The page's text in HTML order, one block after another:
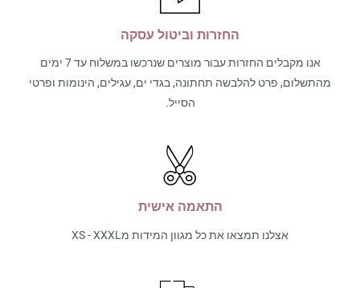
החזרות וביטול עסקה
אנו מקבלים החזרות עבור מוצרים שנרכשו במשלוח עד 7 ימים
מהתשלום, פרט להלבשה תחתונה, בגדי ים, עגילים, הינומות ופרטי
הסייל.
התאמה אישית
אצלנו תמצאו את כל מגוון המידות מXS - XXXL